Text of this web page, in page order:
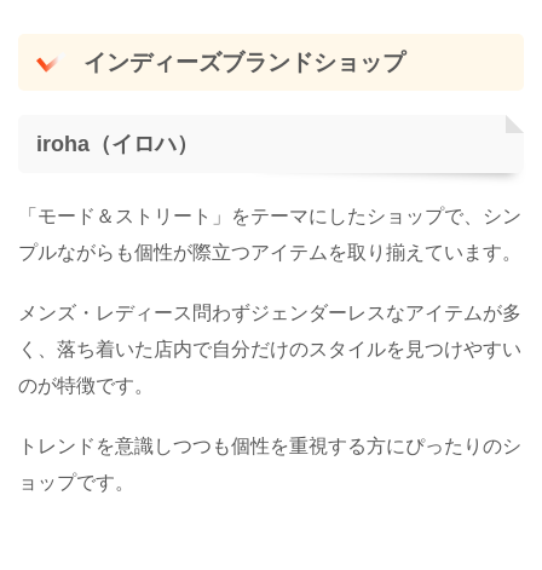
インディーズブランドショップ
iroha（イロハ）
「モード＆ストリート」をテーマにしたショップで、シン
プルながらも個性が際立つアイテムを取り揃えています。
メンズ・レディース問わずジェンダーレスなアイテムが多
く、落ち着いた店内で自分だけのスタイルを見つけやすい
のが特徴です。
トレンドを意識しつつも個性を重視する方にぴったりのシ
ョップです。